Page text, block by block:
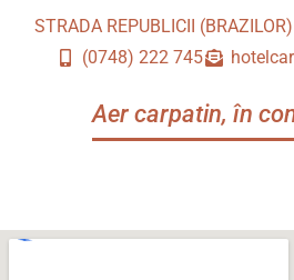
STRADA REPUBLICII
(0748) 222 745
Aer carpatin, în